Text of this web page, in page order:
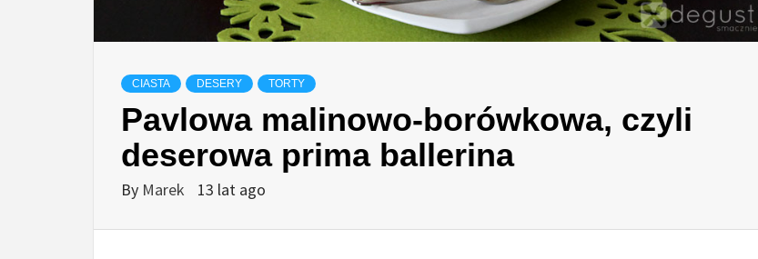
CIASTA DESERY TORTY
Pavlowa malinowo-borówkowa, czyli
deserowa prima ballerina
By Marek 13 lat ago